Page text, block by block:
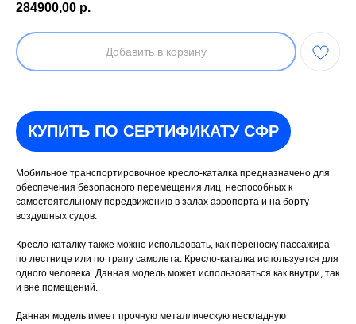
284900,00 р.
Добавить в корзину
КУПИТЬ ПО СЕРТИФИКАТУ СФР
Мобильное транспортировочное кресло-каталка предназначено для
обеспечения безопасного перемещения лиц, неспособных к
самостоятельному передвижению в залах аэропорта и на борту
воздушных судов.
Кресло-каталку также можно использовать, как переноску пассажира
по лестнице или по трапу самолета. Кресло-каталка используется для
одного человека. Данная модель может использоваться как внутри, так
и вне помещений.
Данная модель имеет прочную металлическую нескладную